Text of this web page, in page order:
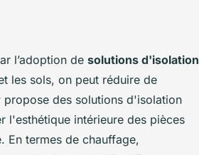
l’adoption de solutions d'isolation
les sols, on peut réduire de
propose des solutions d'isolation
l'esthétique intérieure des pièces
En termes de chauffage,